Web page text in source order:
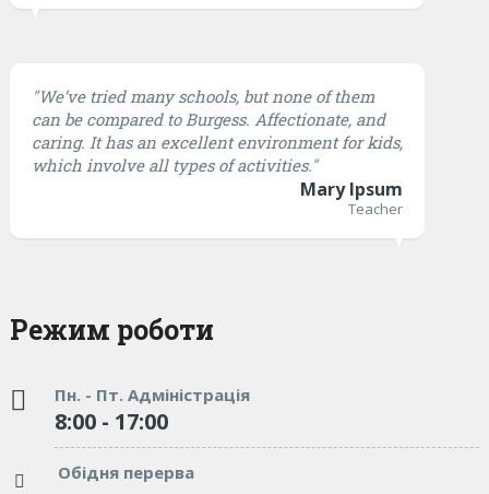
"We’ve tried many schools, but none of them
can be compared to Burgess. Affectionate, and
caring. It has an excellent environment for kids,
which involve all types of activities."
Mary Ipsum
Teacher
Режим роботи
Пн. - Пт. Адміністрація
8:00 - 17:00
Обідня перерва